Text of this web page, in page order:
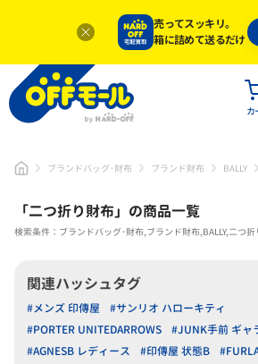
売ってスッキリ。
箱に詰めて送るだけ
カ
ブランドバッグ･財布 ブランド財布 BALLY
「二つ折り財布」 の商品一覧
検索条件：ブランドバッグ･財布,ブランド財布,BALLY,二つ
関連ハッシュタグ
#メンズ 印傳屋
#サンリオ ハローキティ
#PORTER UNITEDARROWS
#JUNK手前 ギャ
#AGNESB レディース
#印傳屋 状態B